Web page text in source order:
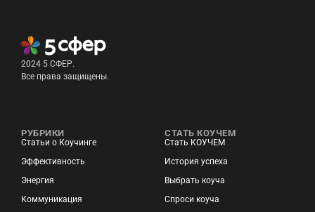
2024 5 СФЕР.
Все права защищены.
РУБРИКИ
Статьи о Коучинге
Эффективность
Энергия
Коммуникация
СТАТЬ КОУЧЕМ
Стать КОУЧЕМ
История успеха
Выбрать коуча
Спроси коуча